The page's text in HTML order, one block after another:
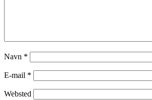
Navn *
E-mail *
Websted